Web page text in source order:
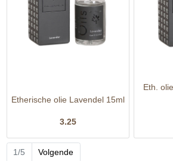
Etherische olie Lavendel 15ml
3.25
Eth.
1/5 Volgende